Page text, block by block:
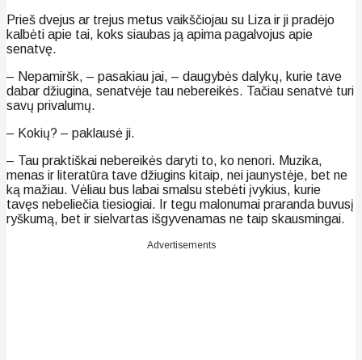
Prieš dvejus ar trejus metus vaikščiojau su Liza ir ji pradėjo
kalbėti apie tai, koks siaubas ją apima pagalvojus apie
senatvę.
– Nepamiršk, – pasakiau jai, – daugybės dalykų, kurie tave
dabar džiugina, senatvėje tau nebereikės. Tačiau senatvė turi
savų privalumų.
– Kokių? – paklausė ji.
– Tau praktiškai nebereikės daryti to, ko nenori. Muzika,
menas ir literatūra tave džiugins kitaip, nei jaunystėje, bet ne
ką mažiau. Vėliau bus labai smalsu stebėti įvykius, kurie
tavęs nebeliečia tiesiogiai. Ir tegu malonumai praranda buvusį
ryškumą, bet ir sielvartas išgyvenamas ne taip skausmingai.
Advertisements